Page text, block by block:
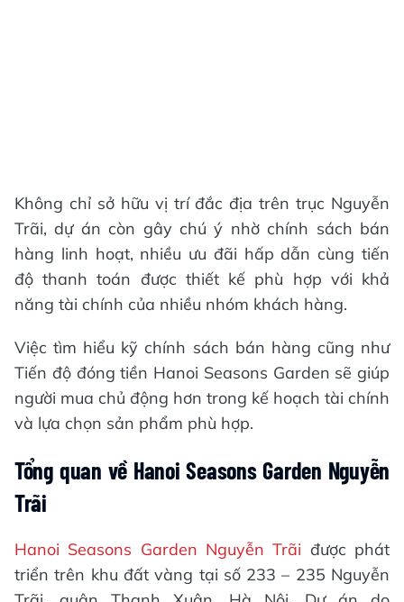
Không chỉ sở hữu vị trí đắc địa trên trục Nguyễn
Trãi, dự án còn gây chú ý nhờ chính sách bán
hàng linh hoạt, nhiều ưu đãi hấp dẫn cùng tiến
độ thanh toán được thiết kế phù hợp với khả
năng tài chính của nhiều nhóm khách hàng.
Việc tìm hiểu kỹ chính sách bán hàng cũng như
Tiến độ đóng tiền Hanoi Seasons Garden sẽ giúp
người mua chủ động hơn trong kế hoạch tài chính
và lựa chọn sản phẩm phù hợp.
Tổng quan về Hanoi Seasons Garden Nguyễn
Trãi
Hanoi Seasons Garden Nguyễn Trãi được phát
triển trên khu đất vàng tại số 233 – 235 Nguyễn